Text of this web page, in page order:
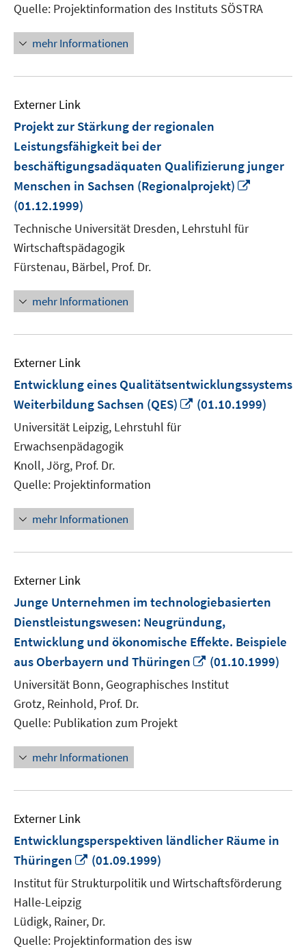
Quelle: Projektinformation des Instituts SÖSTRA
mehr Informationen
Externer Link
Projekt zur Stärkung der regionalen
Leistungsfähigkeit bei der
beschäftigungsadäquaten Qualifizierung junger
Menschen in Sachsen (Regionalprojekt)
(01.12.1999)
Technische Universität Dresden, Lehrstuhl für
Wirtschaftspädagogik
Fürstenau, Bärbel, Prof. Dr.
mehr Informationen
Externer Link
Entwicklung eines Qualitätsentwicklungssystems
Weiterbildung Sachsen (QES)
In
(01.10.1999)
Universität Leipzig, Lehrstuhl für
Erwachsenpädagogik
Knoll, Jörg, Prof. Dr.
Quelle: Projektinformation
mehr Informationen
Externer Link
Junge Unternehmen im technologiebasierten
Dienstleistungswesen: Neugründung,
Entwicklung und ökonomische Effekte. Beispiele
aus Oberbayern und Thüringen
In
neuem
Fenster
(01.10.1999)
Universität Bonn, Geographisches Institut
Grotz, Reinhold, Prof. Dr.
Quelle: Publikation zum Projekt
mehr Informationen
Externer Link
Entwicklungsperspektiven ländlicher Räume in
Thüringen
In
neuem
Fenster
(01.09.1999)
Institut für Strukturpolitik und Wirtschaftsförderung
Halle-Leipzig
Lüdigk, Rainer, Dr.
Quelle: Projektinformation des isw